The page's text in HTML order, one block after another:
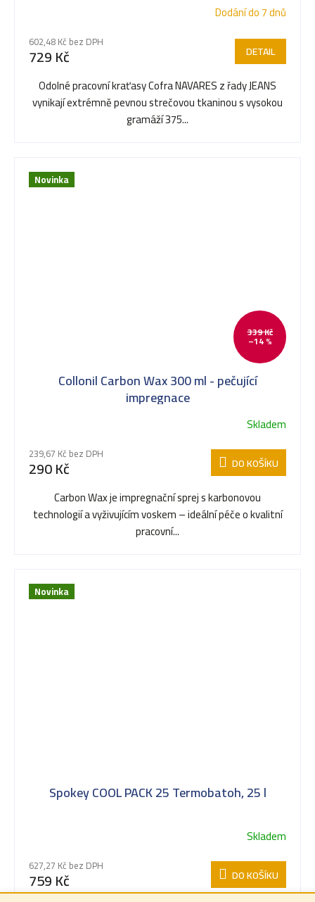
Dodání do 7 dnů
602,48 Kč bez DPH
729 Kč DETAIL
Odolné pracovní kraťasy Cofra NAVARES z řady JEANS
vynikají extrémně pevnou strečovou tkaninou s vysokou
gramáží 375...
Novinka
339 Kč
–14 %
Collonil Carbon Wax 300 ml - pečující
impregnace
Skladem
239,67 Kč bez DPH
290 Kč DO KOŠÍKU
Carbon Wax je impregnační sprej s karbonovou
technologií a vyživujícím voskem – ideální péče o kvalitní
pracovní...
Novinka
Spokey COOL PACK 25 Termobatoh, 25 l
Skladem
627,27 Kč bez DPH
759 Kč DO KOŠÍKU